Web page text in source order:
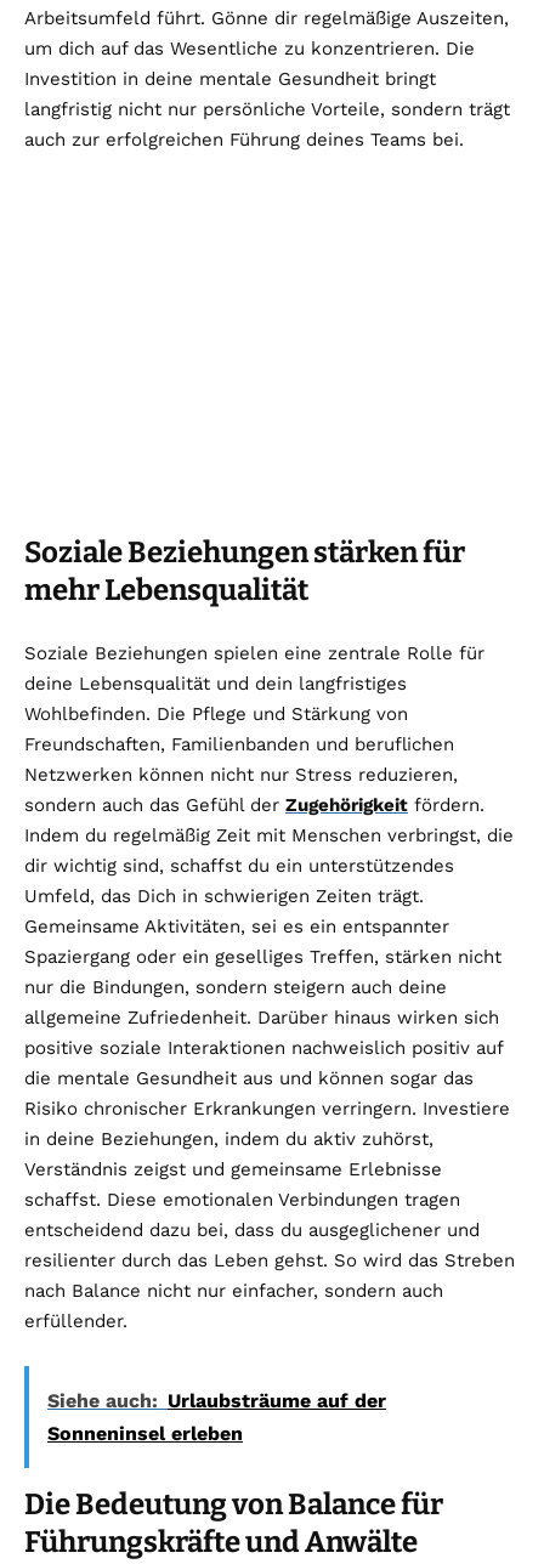
Arbeitsumfeld führt. Gönne dir regelmäßige Auszeiten,
um dich auf das Wesentliche zu konzentrieren. Die
Investition in deine mentale Gesundheit bringt
langfristig nicht nur persönliche Vorteile, sondern trägt
auch zur erfolgreichen Führung deines Teams bei.
Soziale Beziehungen stärken für
mehr Lebensqualität
Soziale Beziehungen spielen eine zentrale Rolle für
deine Lebensqualität und dein langfristiges
Wohlbefinden. Die Pflege und Stärkung von
Freundschaften, Familienbanden und beruflichen
Netzwerken können nicht nur Stress reduzieren,
sondern auch das Gefühl der Zugehörigkeit fördern.
Indem du regelmäßig Zeit mit Menschen verbringst, die
dir wichtig sind, schaffst du ein unterstützendes
Umfeld, das Dich in schwierigen Zeiten trägt.
Gemeinsame Aktivitäten, sei es ein entspannter
Spaziergang oder ein geselliges Treffen, stärken nicht
nur die Bindungen, sondern steigern auch deine
allgemeine Zufriedenheit. Darüber hinaus wirken sich
positive soziale Interaktionen nachweislich positiv auf
die mentale Gesundheit aus und können sogar das
Risiko chronischer Erkrankungen verringern. Investiere
in deine Beziehungen, indem du aktiv zuhörst,
Verständnis zeigst und gemeinsame Erlebnisse
schaffst. Diese emotionalen Verbindungen tragen
entscheidend dazu bei, dass du ausgeglichener und
resilienter durch das Leben gehst. So wird das Streben
nach Balance nicht nur einfacher, sondern auch
erfüllender.
Siehe auch: Urlaubsträume auf der
Sonneninsel erleben
Die Bedeutung von Balance für
Führungskräfte und Anwälte